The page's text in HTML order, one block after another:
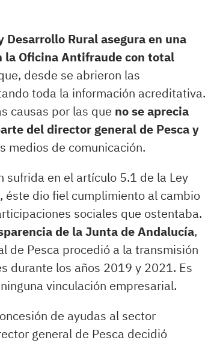
Rural asegura en una
la Oficina Antifraude con total
desde se abrieron las
toda la información acreditativa.
causas por las que no se aprecia
del director general de Pesca y
medios de comunicación.
sufrida en el artículo 5.1 de la Ley
dio fiel cumplimiento al cambio
sociales que ostentaba.
de la Junta de Andalucía,
de Pesca procedió a la transmisión
durante los años 2019 y 2021. Es
vinculación empresarial.
de ayudas al sector
general de Pesca decidió